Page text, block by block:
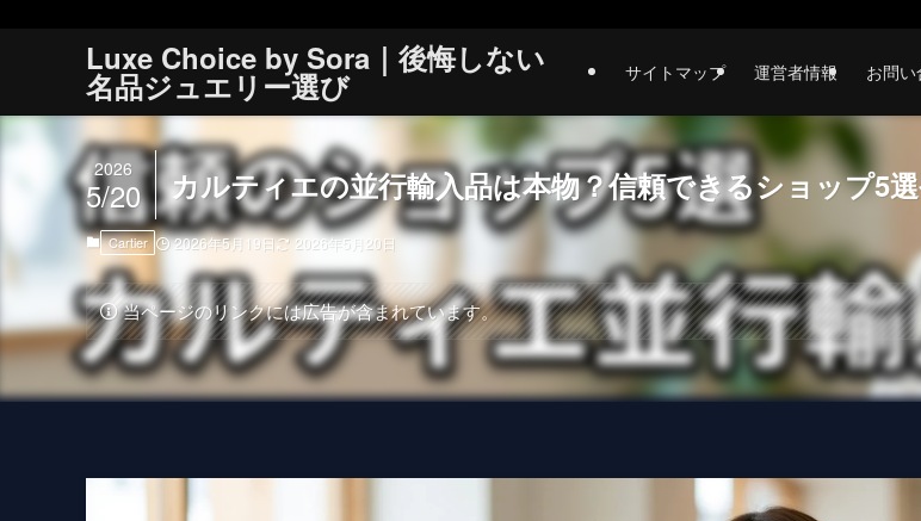
Luxe Choice by Sora｜後悔しない
名品ジュエリー選び サイトマップ 運営者情報 お問
カルティエの並行輸入品は本物？信頼できるショップ5
2026
5/20
Cartier 2026年5月19日 2026年5月20日
当ページのリンクには広告が含まれています。